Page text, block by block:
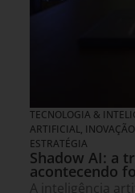
TECNOLOGIA &
ARTIFICIAL,
ESTRATÉGIA
Shadow AI: a
acontecendo
A inteligência